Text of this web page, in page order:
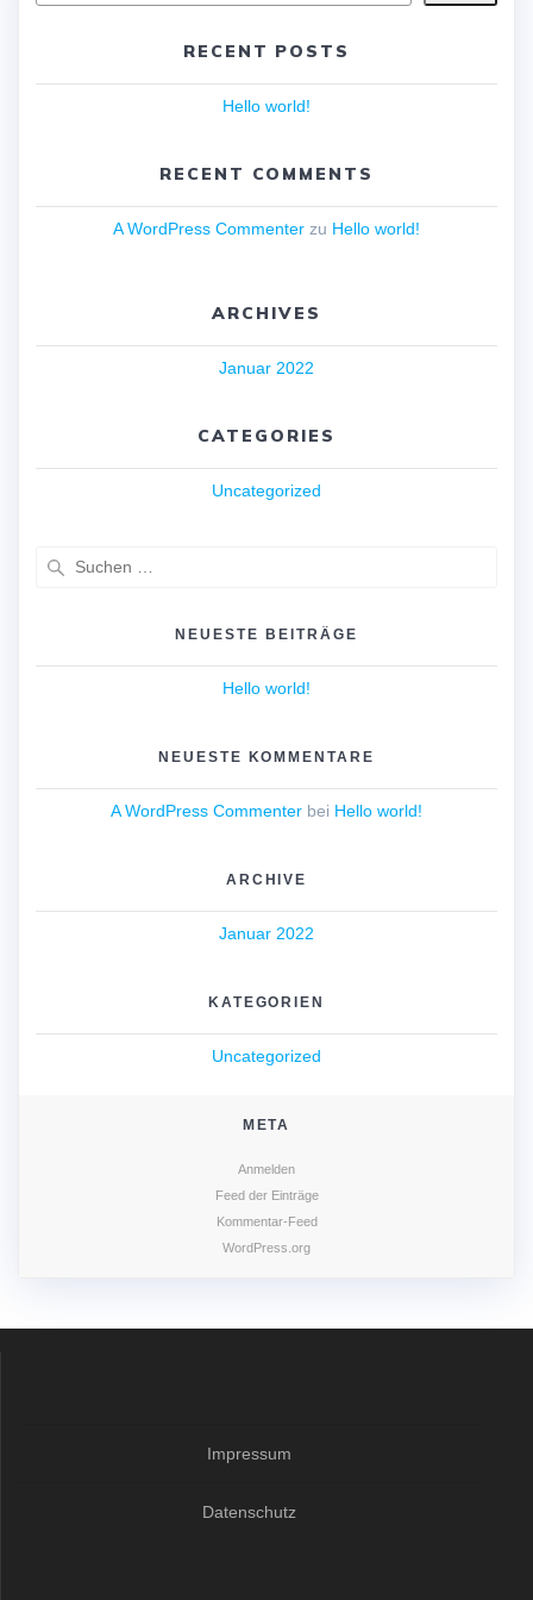
RECENT POSTS
Hello world!
RECENT COMMENTS
A WordPress Commenter zu Hello world!
ARCHIVES
Januar 2022
CATEGORIES
Uncategorized
NEUESTE BEITRÄGE
Hello world!
NEUESTE KOMMENTARE
A WordPress Commenter bei Hello world!
ARCHIVE
Januar 2022
KATEGORIEN
Uncategorized
META
Anmelden
Feed der Einträge
Kommentar-Feed
WordPress.org
Impressum
Datenschutz